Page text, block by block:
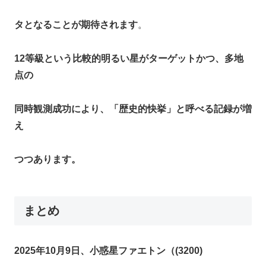
タとなることが期待されます。​
12等級という比較的明るい星がターゲットかつ、多地
点の
同時観測成功により、「歴史的快挙」と呼べる記録が増
え
つつあります。​
まとめ
2025年10月9日、小惑星ファエトン（(3200)